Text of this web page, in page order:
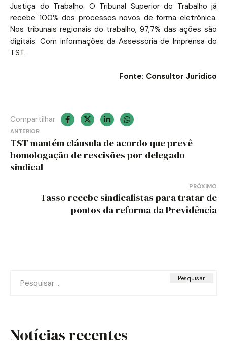
Justiça do Trabalho. O Tribunal Superior do Trabalho já
recebe 100% dos processos novos de forma eletrônica.
Nos tribunais regionais do trabalho, 97,7% das ações são
digitais. Com informações da Assessoria de Imprensa do
TST.
Fonte: Consultor Jurídico
Compartilhar
Navegação
de
ANTERIOR
TST mantém cláusula de acordo que prevê
homologação de rescisões por delegado
sindical
PRÓXIMO
Tasso recebe sindicalistas para tratar de
pontos da reforma da Previdência
por:
Notícias recentes